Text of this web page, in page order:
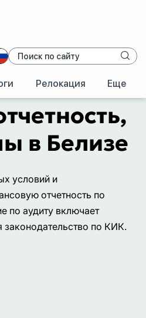
Релокация Еще
в Белизе
условий и
отчетность по
по аудиту включает
законодательство по КИК.